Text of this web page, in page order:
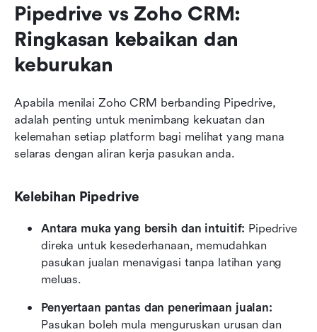
Pipedrive vs Zoho CRM:
Ringkasan kebaikan dan
keburukan
Apabila menilai Zoho CRM berbanding Pipedrive,
adalah penting untuk menimbang kekuatan dan
kelemahan setiap platform bagi melihat yang mana
selaras dengan aliran kerja pasukan anda.
Kelebihan Pipedrive
Antara muka yang bersih dan intuitif: Pipedrive
direka untuk kesederhanaan, memudahkan
pasukan jualan menavigasi tanpa latihan yang
meluas.
Penyertaan pantas dan penerimaan jualan:
Pasukan boleh mula menguruskan urusan dan